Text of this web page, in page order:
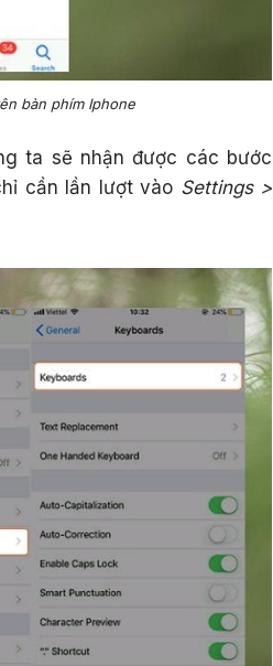
bàn phím Iphone
ta sẽ nhận được các bước
cần lần lượt vào Settings >